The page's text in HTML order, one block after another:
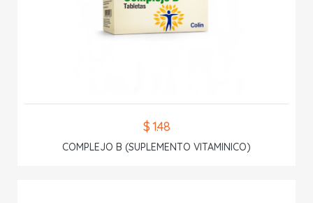
$ 1.48
COMPLEJO B (SUPLEMENTO VITAMINICO)